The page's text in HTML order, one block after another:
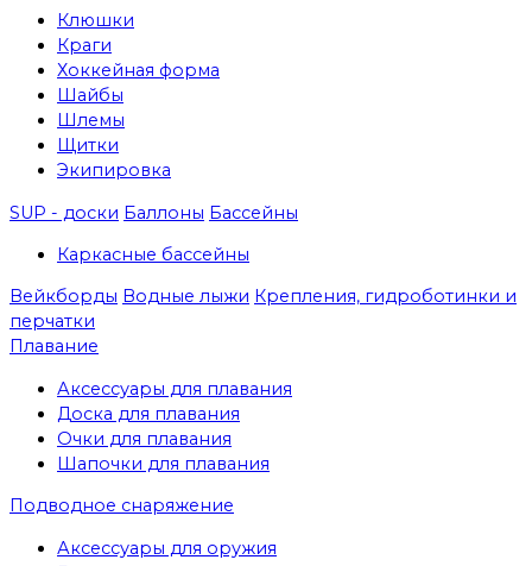
Клюшки
Краги
Хоккейная форма
Шайбы
Шлемы
Щитки
Экипировка
SUP - доски Баллоны Бассейны
Каркасные бассейны
Вейкборды Водные лыжи Крепления, гидроботинки и
перчатки
Плавание
Аксессуары для плавания
Доска для плавания
Очки для плавания
Шапочки для плавания
Подводное снаряжение
Аксессуары для оружия